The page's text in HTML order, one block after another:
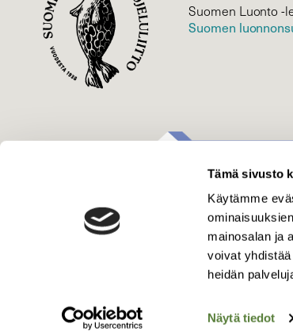
Tämä sivusto
Käytämme
mainosalan ja
voivat
heidän
Näytä tiedot
Suomen Luonto -
Suomen